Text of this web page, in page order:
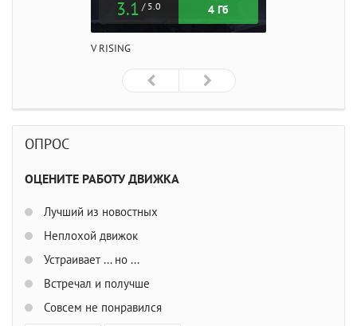
3.1 / 5.0 4 Гб
V RISING
ОПРОС
ОЦЕНИТЕ РАБОТУ ДВИЖКА
Лучший из новостных
Неплохой движок
Устраивает ... но ...
Встречал и получше
Совсем не понравился